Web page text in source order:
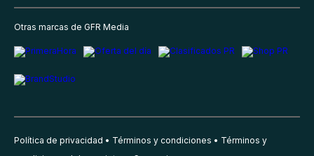
Otras marcas de GFR Media
Política de privacidad Términos y condiciones
Términos y